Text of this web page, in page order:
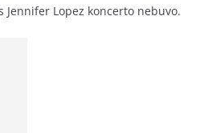
Lopez koncerto nebuvo.